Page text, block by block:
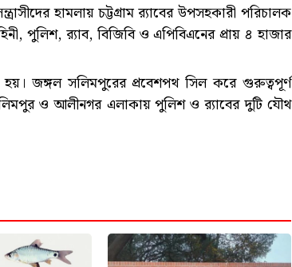
হামলায় চট্টগ্রাম র‍্যাবের উপসহকারী পরিচালক
পুলিশ, র‍্যাব, বিজিবি ও এপিবিএনের প্রায় ৪ হাজার
হয়। জঙ্গল সলিমপুরের প্রবেশপথ সিল করে গুরুত্বপূর্ণ
ও আলীনগর এলাকায় পুলিশ ও র‍্যাবের দুটি যৌথ